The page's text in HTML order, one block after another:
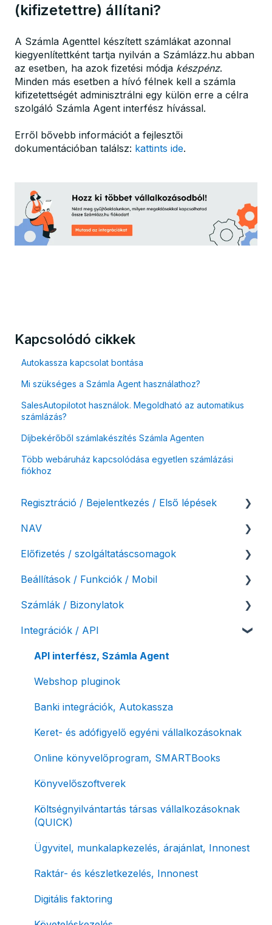
(kifizetettre) állítani?
A Számla Agenttel készített számlákat azonnal
kiegyenlítettként tartja nyilván a Számlázz.hu abban
az esetben, ha azok fizetési módja készpénz.
Minden más esetben a hívó félnek kell a számla
kifizetettségét adminisztrálni egy külön erre a célra
szolgáló Számla Agent interfész hívással.
Erről bővebb információt a fejlesztői
dokumentációban találsz: kattints ide.
Kapcsolódó cikkek
Autokassza kapcsolat bontása
Mi szükséges a Számla Agent használathoz?
SalesAutopilotot használok. Megoldható az automatikus
számlázás?
Díjbekérőből számlakészítés Számla Agenten
Több webáruház kapcsolódása egyetlen számlázási
fiókhoz
Regisztráció / Bejelentkezés / Első lépések
Felhasználó beállításai
Számlázási fiók kezdő beállításai, első lépések
NAV
NAV online adatszolgáltatás
Adóhatósági ellenőrzés adatszolgáltatás
NAV pénztárgép feladás (PTGSZLAH)
Számlaverzum
Előfizetés / szolgáltatáscsomagok
Szolgáltatáscsomag kiválasztása
Szolgáltatáscsomag módosítása
Fiók / felhasználó törlése
Díjfizetés / díjtartozás / korlátozás
Fizetési módok
Beállítások / Funkciók / Mobil
Számlakészítés
Mobilapplikáció / MostSzámlázz
Bejövő számlák és vevői fiók
Tömeges számlagenerálás
Tömeges-, és csoportos műveletek
Megbízott számlakibocsátás / Önszámlázás
Online fizetési megoldások
Archiválás
Postai szolgáltatás
Számlák / Bizonylatok
Sztornó-, és helyesbítő számla
Díjbekérő, szállítólevél
Előlegszámla, végszámla
E-számla
Nyugta / e-nyugta
Devizás és idegen nyelvű számlázás
Számla piszkozat
Ismétlődő számlázás
Integrációk / API
API interfész, Számla Agent
Webshop pluginok
Banki integrációk, Autokassza
Keret- és adófigyelő egyéni vállalkozásoknak
Online könyvelőprogram, SMARTBooks
Könyvelőszoftverek
Költségnyilvántartás társas vállalkozásoknak
(QUICK)
Ügyvitel, munkalapkezelés, árajánlat, Innonest
Raktár- és készletkezelés, Innonest
Digitális faktoring